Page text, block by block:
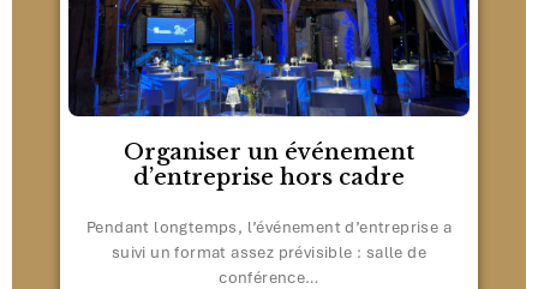
Organiser un événement
d’entreprise hors cadre
Pendant longtemps, l’événement d’entreprise a
suivi un format assez prévisible : salle de
conférence…